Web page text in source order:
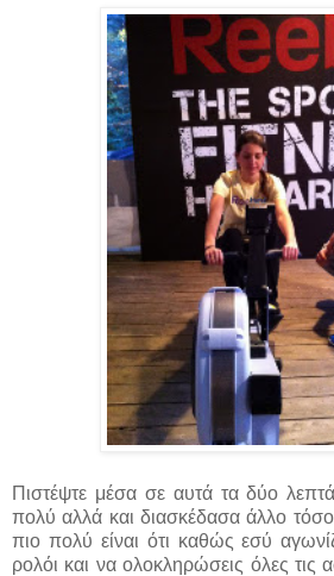
Πιστέψτε μέσα σε αυτά τα δύο
πολύ αλλά και διασκέδασα άλλο
πιο πολύ είναι ότι καθώς εσύ
ρολόι και να ολοκληρώσεις όλες τις